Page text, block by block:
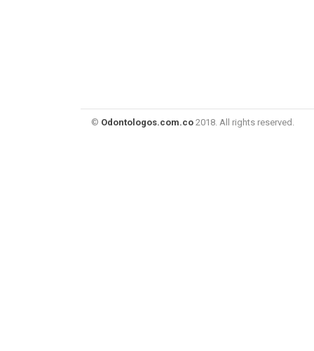
© Odontologos.com.co 2018. All rights reserved.